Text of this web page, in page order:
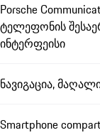
Porsche
ტელეფონის
ინტერფეისი
ნავიგაცია,
Smartphone